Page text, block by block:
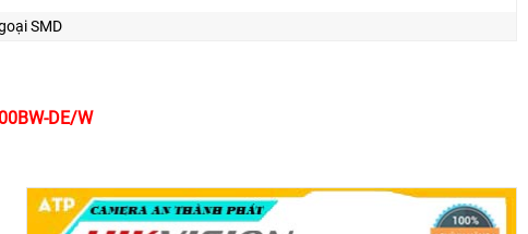
SMD
DE/W